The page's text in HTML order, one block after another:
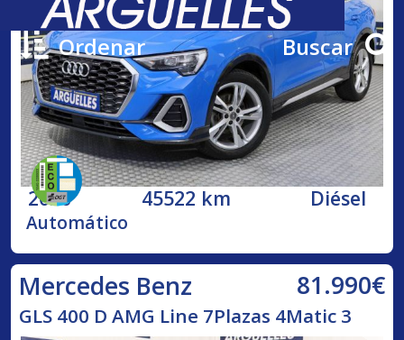
Ordenar Buscar
2020 45522 km Diésel
Automático
Mercedes Benz 81.990€
GLS 400 D AMG Line 7Plazas 4Matic 3